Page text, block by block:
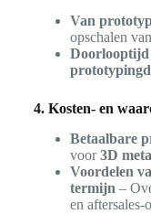
Van
opschalen
Doorlooptijd
4. Kosten- en
Betaalbare
voor3D
Voordelen
termijn –
en aftersales-